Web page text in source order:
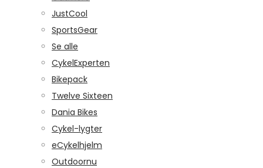
JustCool
SportsGear
Se alle
CykelExperten
Bikepack
Twelve Sixteen
Dania Bikes
Cykel-lygter
eCykelhjelm
Outdoornu